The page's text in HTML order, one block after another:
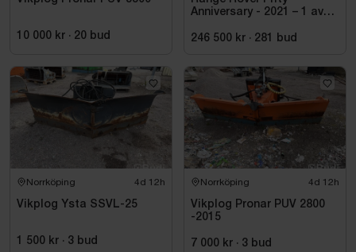
10 000 kr · 20 bud
Anniversary - 2021 – 1 av
Diesel – Fullutrustad
246 500 kr · 281 bud
Norrköping 4d 12h
Vikplog Ysta SSVL-25
1 500 kr · 3 bud
Norrköping 4d 12h
Vikplog Pronar PUV 2800
-2015
7 000 kr · 3 bud